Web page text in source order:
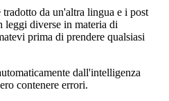
da un'altra lingua e i post
leggi diverse in materia di
prima di prendere qualsiasi
dall'intelligenza
contenere errori.